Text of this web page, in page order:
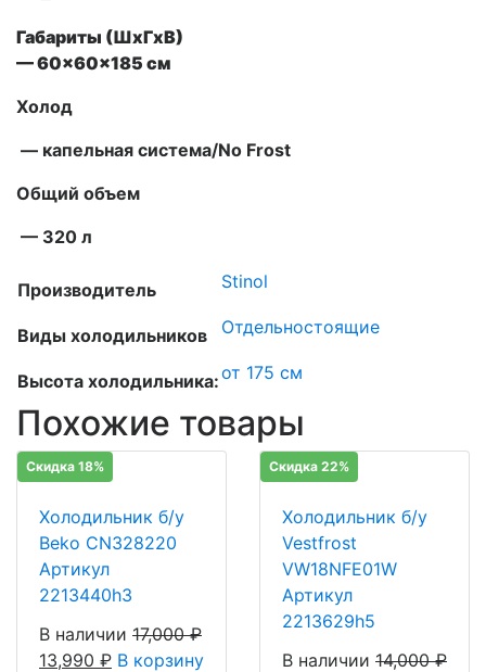
Габариты (ШxГxВ)
—60x60x185 см
Холод
— капельная система/No Frost
Общий объем
— 320 л
Производитель Stinol
Виды холодильников Отдельностоящие
Высота холодильника:от 175 см
Похожие товары
Скидка 18%
Холодильник б/у
Beko CN328220
Артикул
2213440h3
В наличии 17,000₽
13,990 ₽ В корзину
Скидка 22%
Холодильник б/у
Vestfrost
VW18NFE01W
Артикул
2213629h5
В наличии 14,000₽